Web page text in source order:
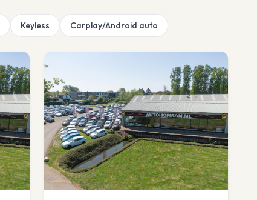
Keyless Carplay/Android auto